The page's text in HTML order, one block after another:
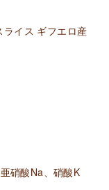
ライス ギフエロ産
硝酸Na、硝酸K